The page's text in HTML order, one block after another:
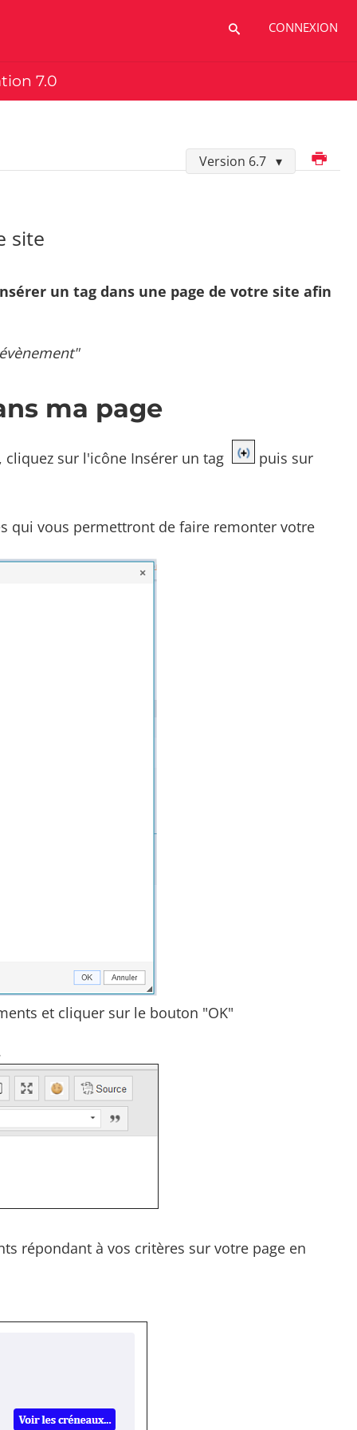
CONNEXION
7.0
Version 6.7Imprimer
site
un tag dans une page de votre site afin
ma page
sur l'icône Insérer un tag puis sur
qui vous permettront de faire remonter votre
et cliquer sur le bouton "OK"
répondant à vos critères sur votre page en